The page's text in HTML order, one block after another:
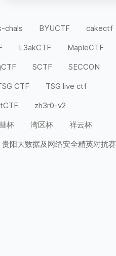
chals BYUCTF
cakectf
L3akCTF
MapleCTF
SCTF
SECCON
CTF
TSG live ctf
zh3r0-v2
杯 湾区杯
祥云杯
贵阳大数据及网络安全精英对抗赛